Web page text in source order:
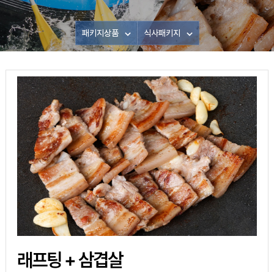
패키지상품 식사패키지
래프팅 + 삼겹살